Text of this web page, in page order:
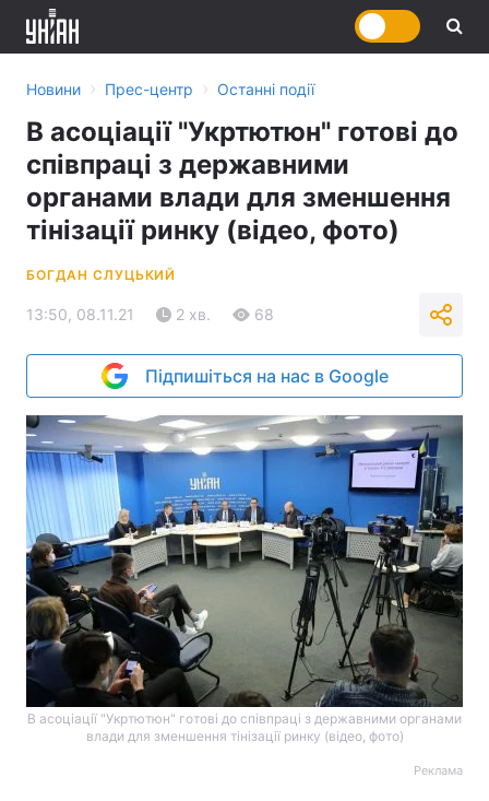
Новини › Прес-центр › Останні події
В асоціації "Укртютюн" готові до
співпраці з державними
органами влади для зменшення
тінізації ринку (відео, фото)
БОГДАН СЛУЦЬКИЙ
13:50, 08.11.21 2 хв. 68
Підпишіться на нас в Google
В асоціації "Укртютюн" готові до співпраці з державними органами
влади для зменшення тінізації ринку (відео, фото)
Реклама